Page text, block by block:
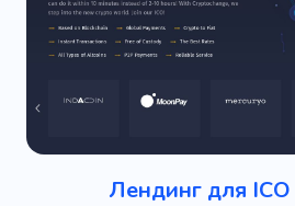
Лендинг для ICO